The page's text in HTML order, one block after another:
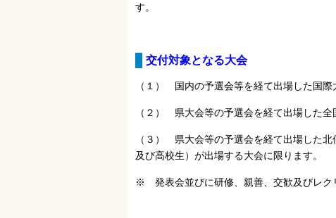
す。
交付対象となる大会
（１） 国内の予選会等を経て出場した国際
（２） 県大会等の予選会を経て出場した全
（３） 県大会等の予選会を経て出場した
及び高校生）が出場する大会に限ります。
※ 発表会並びに研修、親善、交歓及びレク